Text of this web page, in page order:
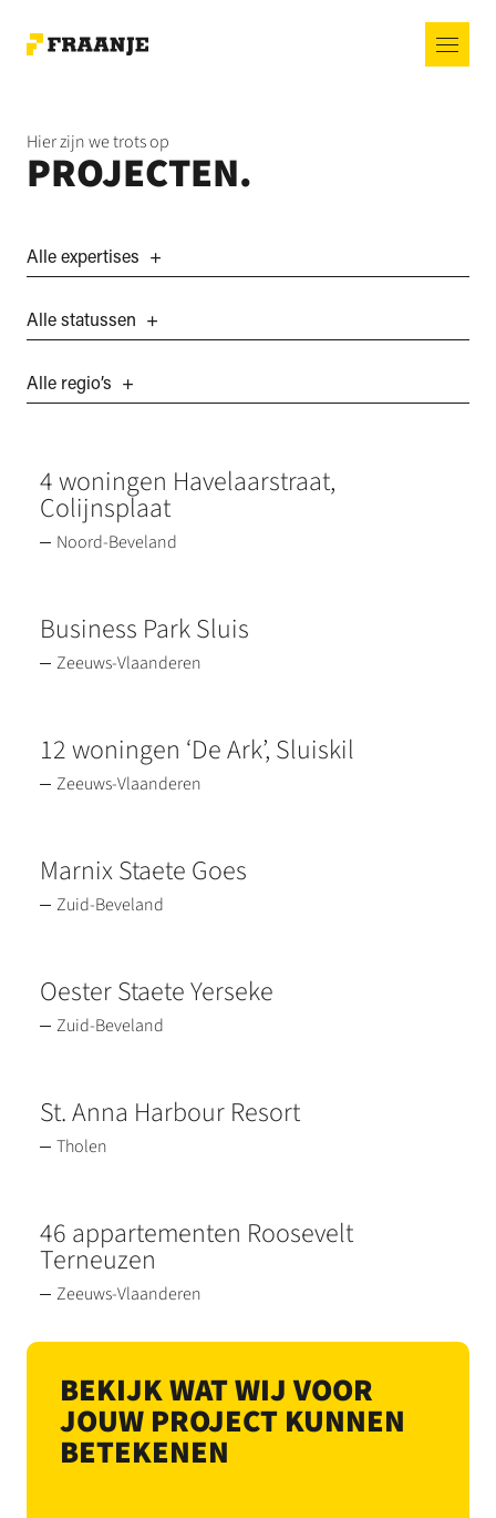
Hier zijn we trots op
PROJECTEN.
Alle expertises +
Alle statussen +
Alle regio’s +
4 woningen Havelaarstraat,
Colijnsplaat
Noord-Beveland
Business Park Sluis
Zeeuws-Vlaanderen
12 woningen ‘De Ark’, Sluiskil
Zeeuws-Vlaanderen
Marnix Staete Goes
Zuid-Beveland
Oester Staete Yerseke
Zuid-Beveland
St. Anna Harbour Resort
Tholen
46 appartementen Roosevelt
Terneuzen
Zeeuws-Vlaanderen
BEKIJK WAT WIJ VOOR
JOUW PROJECT KUNNEN
BETEKENEN